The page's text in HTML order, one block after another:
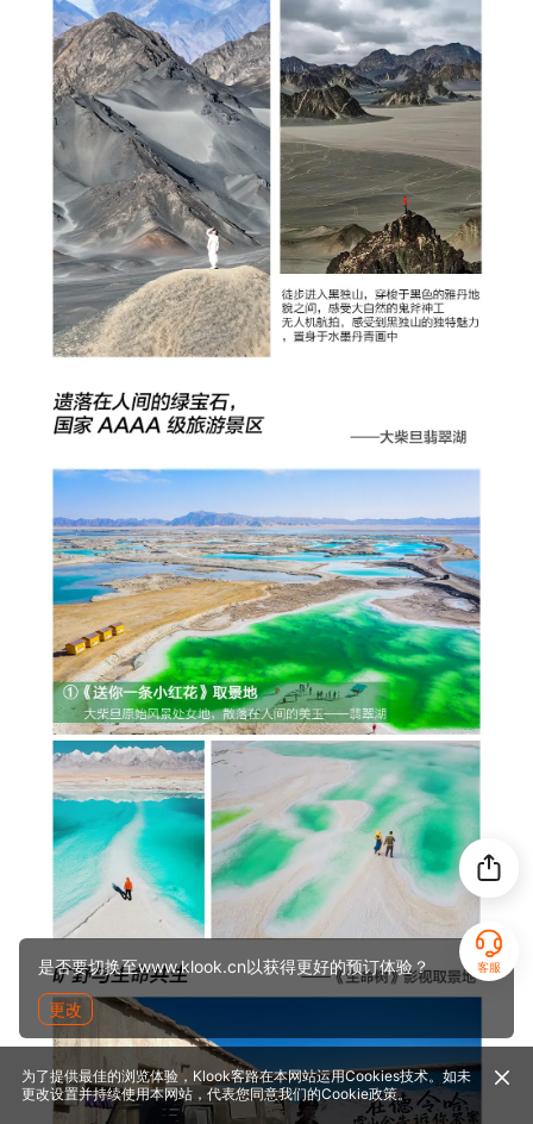
是否要切换至www.klook.cn以获得更好的预订体验？
更改
客服
为了提供最佳的浏览体验，Klook客路在本网站运用Cookies技术。如未
更改设置并持续使用本网站，代表您同意我们的Cookie政策。